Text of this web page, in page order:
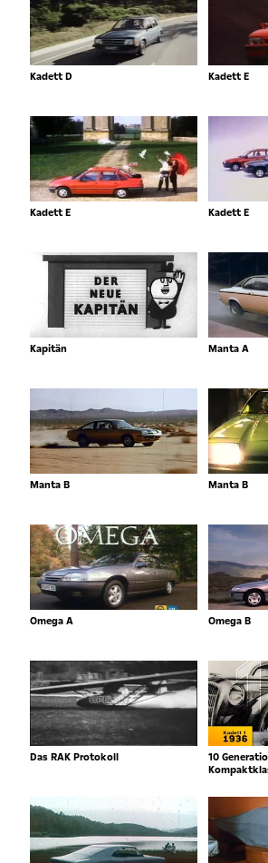
Kadett D Kadett E
Kadett E Kadett E
Kapitän Manta A
Manta B Manta B
Omega A Omega B
Das RAK Protokoll
10